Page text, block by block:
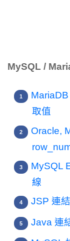
MySQL /
取值
Oracle,
MySQL
線
JSP 連
Java 連